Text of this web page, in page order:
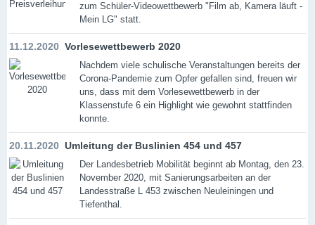
zum Schüler-Videowettbewerb "Film ab, Kamera läuft -
Mein LG" statt.
11.12.2020 Vorlesewettbewerb 2020
Nachdem viele schulische Veranstaltungen bereits der
Corona-Pandemie zum Opfer gefallen sind, freuen wir
uns, dass mit dem Vorlesewettbewerb in der
Klassenstufe 6 ein Highlight wie gewohnt stattfinden
konnte.
20.11.2020 Umleitung der Buslinien 454 und 457
Der Landesbetrieb Mobilität beginnt ab Montag, den 23.
November 2020, mit Sanierungsarbeiten an der
Landesstraße L 453 zwischen Neuleiningen und
Tiefenthal.